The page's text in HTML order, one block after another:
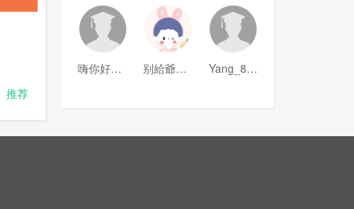
推荐
嗨你好8mm 别給爺装纯 Yang_811